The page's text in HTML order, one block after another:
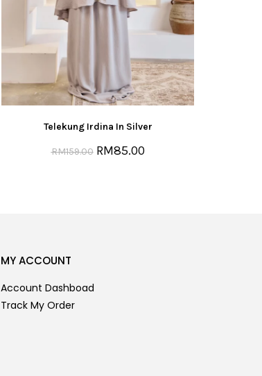
Telekung Irdina In Silver
RM159.00 RM85.00
MY ACCOUNT
Account Dashboad
Track My Order